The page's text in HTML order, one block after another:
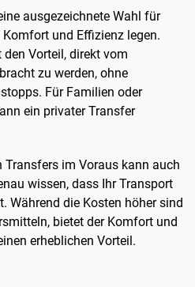
ausgezeichnete Wahl für
Komfort und Effizienz legen.
den Vorteil, direkt vom
zu werden, ohne
Für Familien oder
ein privater Transfer
Transfers im Voraus kann auch
wissen, dass Ihr Transport
Während die Kosten höher sind
bietet der Komfort und
erheblichen Vorteil.